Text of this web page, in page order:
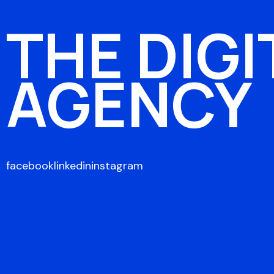
THE
AGENCY
facebooklinkedininstagram